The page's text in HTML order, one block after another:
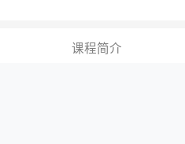
课程简介